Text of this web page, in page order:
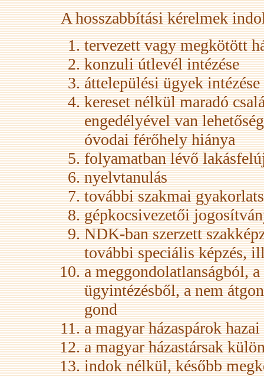
A hosszabbítási kérelmek
tervezett vagy megkötött
konzuli útlevél intézése
áttelepülési ügyek intézése
kereset nélkül maradó
engedélyével van
óvodai férőhely hiánya
folyamatban lévő
nyelvtanulás
további szakmai
gépkocsivezetői
NDK-ban szerzett
további speciális képzés,
a meggondolatlanságból,
ügyintézésből, a nem
gond
a magyar házaspárok
a magyar házastársak
indok nélkül, később